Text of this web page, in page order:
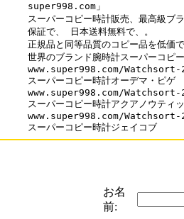
super998.com」
スーパーコピー時計販売、最高級ブ
保証で、 日本送料無料で、。
正規品と同等品質のコピー品を低価
世界のブランド腕時計スーパーコピ
www.super998.com/
スーパーコピー時計オーデマ・ピゲ
www.super998.com/
スーパーコピー時計アクアノウティ
www.super998.com/
スーパーコピー時計ジェイコブ
お名
前: